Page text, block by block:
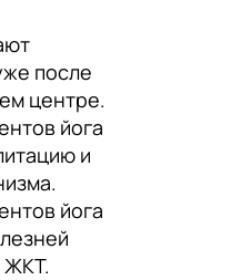
после
центре.
йога
и
йога
ЖКТ.